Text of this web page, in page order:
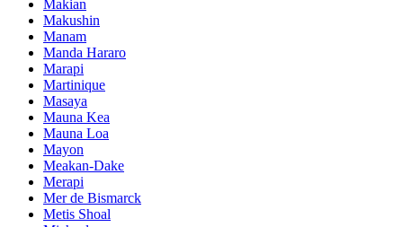
Makian
Makushin
Manam
Manda Hararo
Marapi
Martinique
Masaya
Mauna Kea
Mauna Loa
Mayon
Meakan-Dake
Merapi
Mer de Bismarck
Metis Shoal